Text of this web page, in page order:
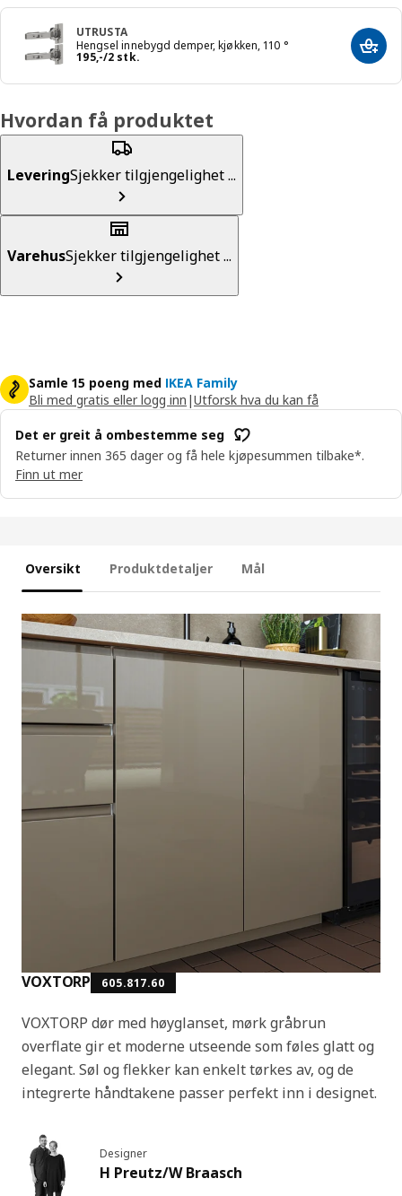
UTRUSTA
Hengsel innebygd demper, kjøkken, 110 °
195,-/2 stk.
Pris 195,-/2 stk. Legg
Hvordan få produktet
LeveringSjekker tilgjengelighet ...
VarehusSjekker tilgjengelighet ...
Samle 15 poeng med IKEA Family
Bli med gratis eller logg inn |Utforsk hva du kan få
Det er greit å ombestemme seg
Returner innen 365 dager og få hele kjøpesummen tilbake*.
Finn ut mer
Oversikt Produktdetaljer Mål
VOXTORP 605.817.60
VOXTORP dør med høyglanset, mørk gråbrun
overflate gir et moderne utseende som føles glatt og
elegant. Søl og flekker kan enkelt tørkes av, og de
integrerte håndtakene passer perfekt inn i designet.
Designer
H Preutz/W Braasch